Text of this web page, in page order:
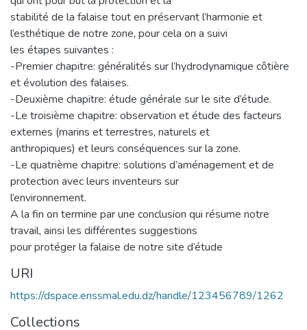
stabilité de la falaise tout en préservant l’harmonie et
l’esthétique de notre zone, pour cela on a suivi
les étapes suivantes :
-Premier chapitre: généralités sur l’hydrodynamique côtière
et évolution des falaises.
-Deuxième chapitre: étude générale sur le site d’étude.
-Le troisième chapitre: observation et étude des facteurs
externes (marins et terrestres, naturels et
anthropiques) et leurs conséquences sur la zone.
-Le quatrième chapitre: solutions d’aménagement et de
protection avec leurs inventeurs sur
l’environnement.
A la fin on termine par une conclusion qui résume notre
travail, ainsi les différentes suggestions
pour protéger la falaise de notre site d’étude
URI
https://dspace.enssmal.edu.dz/handle/123456789/1262
Collections